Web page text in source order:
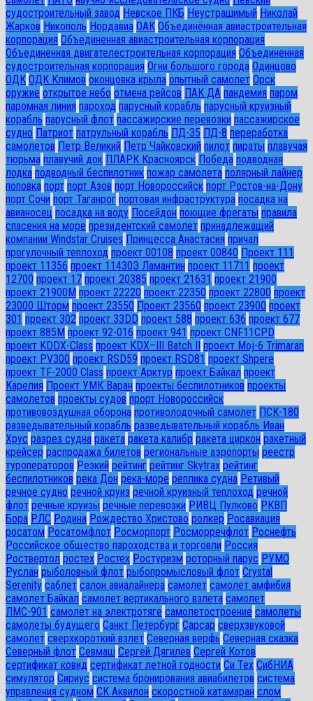
судостроительный завод Невское ПКБ Неустрашимый Николай
Жарков Никополь Нордавиа ОАК Объединённая авиастроительная
корпорация Объединенная авиастроительная корпорация
Объединенная двигателестроительная корпорация Объединенная
судостроительная корпорация Огни большого города Одинцово
ОДК ОДК Климов оконцовка крыла опытный самолет Орск
оружие открытое небо отмена рейсов ПАК ДА пандемия паром
паромная линия пароход парусный корабль парусный круизный
корабль парусный флот пассажирские перевозки пассажирское
судно Патриот патрульный корабль ПД-35 ПД-8 переработка
самолетов Петр Великий Петр Чайковский пилот пираты плавучая
тюрьма плавучий док ПЛАРК Красноярск Победа подводная
лодка подводный беспилотник пожар самолета полярный лайнер
поповка порт порт Азов порт Новороссийск порт Ростов-на-Дону
порт Сочи порт Таганрог портовая инфраструктура посадка на
авианосец посадка на воду Посейдон поющие фрегаты правила
спасения на море президентский самолет принадлежащий
компании Windstar Cruises Принцесса Анастасия причал
прогулочный теплоход проект 00108 проект 00840 Проект 111
проект 11356 проект 11430Э Ламантин проект 11711 проект
12700 проект 17 проект 20385 проект 21631 проект 21900
проект 21900М проект 22220 проект 22350 проект 22800 проект
23000 Шторм проект 23550 Проект 23560 проект 23900 проект
301 проект 302 проект 33DD проект 588 проект 636 проект 677
проект 885М проект 92-016 проект 941 проект CNF11CPD
проект KDDX-Class проект KDX–III Batch II
проект Moj-6 Trimaran
проект PV300 проект RSD59 проект RSD81 проект Shpere
проект TF-2000 Class проект Арктур проект Байкал проект
Карелия Проект УМК Варан проекты беспилотников проекты
самолетов проекты судов прорт Новороссийск
противовоздушная оборона противолодочный самолет ПСК-180
разведывательный корабль разведывательный корабль Иван
Хрус разрез судна ракета ракета калибр ракета циркон ракетный
крейсер распродажа билетов региональные аэропорты реестр
туроператоров Резкий рейтинг рейтинг Skytrax рейтинг
беспилотников река Дон река-море реплика судна Ретивый
речное судно речной круиз речной круизный теплоход речной
флот речные круизы речные перевозки РИВЦ Пулково РКВП
Бора РЛС Родина Рождество Христово ролкер Росавиация
росатом Росатомфлот Росморпорт Росморречфлот Роснефть
Российское общество пароходства и торговли Россия
Роствертол ростех Ростех Ростуризм роторный парус РУМО
Руслан рыболовный флот рыбопромысловый флот Сrystal
Serenity саблет салон авиалайнера самолет самолет амфибия
самолет Байкал самолет вертикального взлета самолет
ЛМС-901 самолет на электротяге самолетостроение самолеты
самолеты будущего Санкт Петербург Сарсар сверхзвуковой
самолет сверхкороткий взлет Северная верфь Северная сказка
Северный флот Севмаш Сергей Дягилев Сергей Котов
сертификат ковид сертификат летной годности Си Тех СибНИА
симулятор Сириус система бронирования авиабилетов система
управления судном СК Аквилон скоростной катамаран слом